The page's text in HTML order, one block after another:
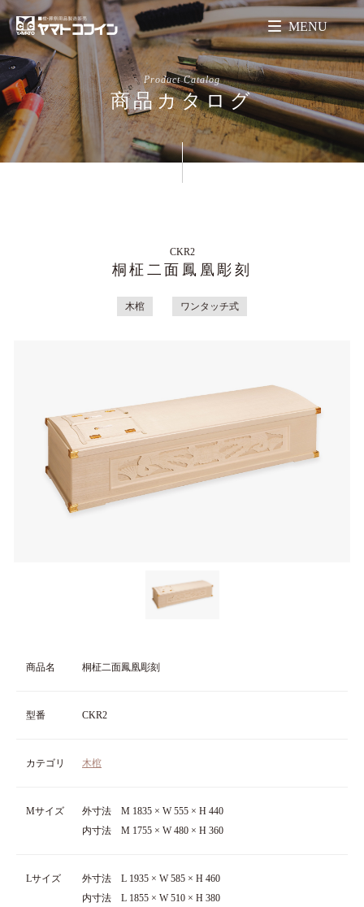
MENU
Product Catalog
商品カタログ
CKR2
桐柾二面鳳凰彫刻
木棺 ワンタッチ式
商品名 桐柾二面鳳凰彫刻
型番 CKR2
カテゴリ 木棺
Mサイズ
外寸法 M 1835 × W 555 × H 440
内寸法 M 1755 × W 480 × H 360
Lサイズ
外寸法 L 1935 × W 585 × H 460
内寸法 L 1855 × W 510 × H 380